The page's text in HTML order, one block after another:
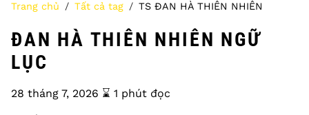
Trang chủ Tất cả tag TS ĐAN HÀ THIÊN NHIÊN
ĐAN HÀ THIÊN NHIÊN NGỮ
LỤC
28 tháng 7, 2026 ⌛️ 1 phút đọc